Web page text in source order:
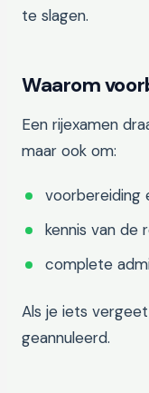
te slagen.
Waarom
Een rijexamen
maar ook om:
voorbereiding
kennis van de
complete
Als je iets
geannuleerd.